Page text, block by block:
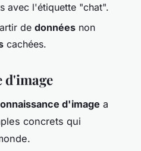
avec l'étiquette "chat".
de données non
cachées.
d'image
d'image a
concrets qui